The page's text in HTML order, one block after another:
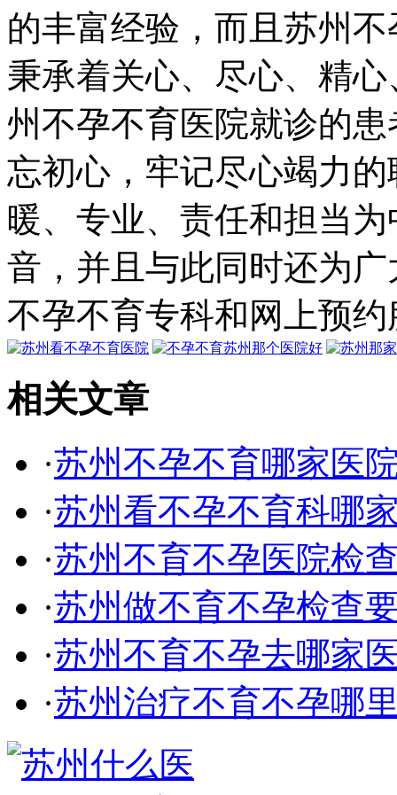
的丰富经验，而且苏州
秉承着关心、尽心、精
州不孕不育医院就诊的
忘初心，牢记尽心竭力
暖、专业、责任和担当
音，并且与此同时还为
不孕不育专科和网上预
相关文章
·苏州不孕不育哪家医
·苏州看不孕不育科哪
·苏州不育不孕医院检
·苏州做不育不孕检查
·苏州不育不孕去哪家
·苏州治疗不育不孕哪